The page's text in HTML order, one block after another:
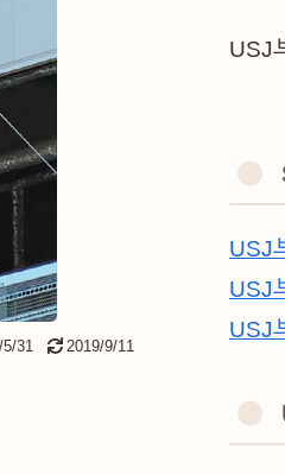
5/31 2019/9/11
USJ
USJ
USJ
USJ